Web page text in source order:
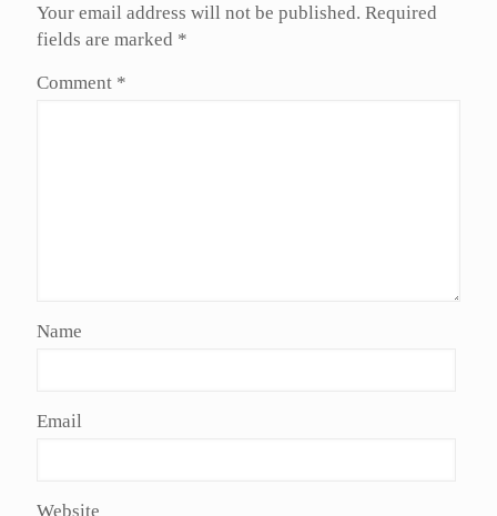
Your email address will not be published. Required
fields are marked *
Comment *
Name
Email
Website